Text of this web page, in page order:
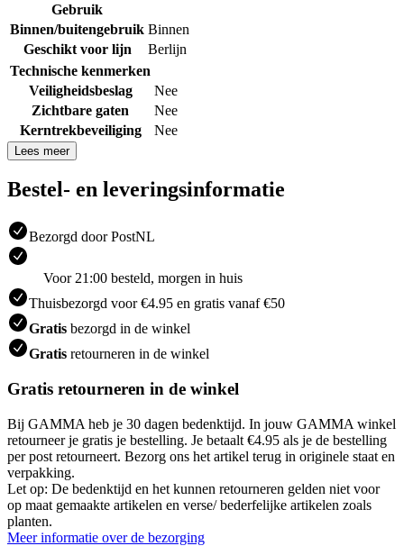
Gebruik
Binnen/buitengebruik Binnen
Geschikt voor lijn
Berlijn
Technische kenmerken
Veiligheidsbeslag
Nee
Zichtbare gaten
Nee
Kerntrekbeveiliging
Nee
Lees meer
Bestel- en leveringsinformatie
Bezorgd door PostNL
Voor 21:00 besteld, morgen in huis
Thuisbezorgd voor €4.95 en gratis vanaf €50
Gratis bezorgd in de winkel
Gratis retourneren in de winkel
Gratis retourneren in de winkel
Bij GAMMA heb je 30 dagen bedenktijd. In jouw GAMMA winkel
retourneer je gratis je bestelling. Je betaalt €4.95 als je de bestelling
per post retourneert. Bezorg ons het artikel terug in originele staat en
verpakking.
Let op: De bedenktijd en het kunnen retourneren gelden niet voor
op maat gemaakte artikelen en verse/ bederfelijke artikelen zoals
planten.
Meer informatie over de bezorging